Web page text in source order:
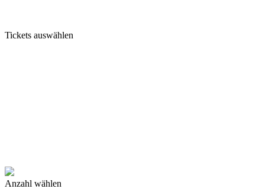
Tickets auswählen
Anzahl wählen